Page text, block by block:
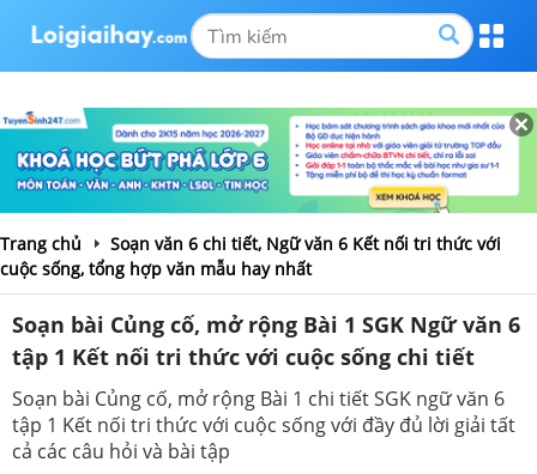
Trang chủ
Soạn văn 6 chi tiết, Ngữ văn 6 Kết nối tri thức với
cuộc sống, tổng hợp văn mẫu hay nhất
Soạn bài Củng cố, mở rộng Bài 1 SGK Ngữ văn 6
tập 1 Kết nối tri thức với cuộc sống chi tiết
Soạn bài Củng cố, mở rộng Bài 1 chi tiết SGK ngữ văn 6
tập 1 Kết nối tri thức với cuộc sống với đầy đủ lời giải tất
cả các câu hỏi và bài tập